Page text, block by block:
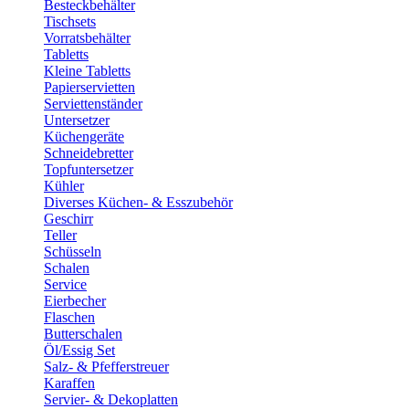
Besteckbehälter
Tischsets
Vorratsbehälter
Tabletts
Kleine Tabletts
Papierservietten
Serviettenständer
Untersetzer
Küchengeräte
Schneidebretter
Topfuntersetzer
Kühler
Diverses Küchen- & Esszubehör
Geschirr
Teller
Schüsseln
Schalen
Service
Eierbecher
Flaschen
Butterschalen
Öl/Essig Set
Salz- & Pfefferstreuer
Karaffen
Servier- & Dekoplatten